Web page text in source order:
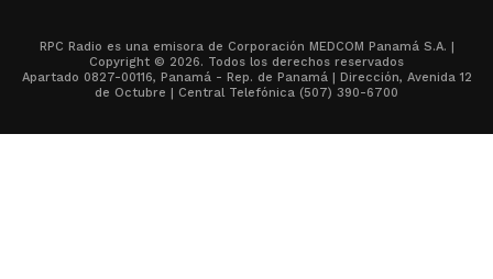
RPC Radio es una emisora de Corporación MEDCOM Panamá S.A. |
Copyright © 2026. Todos los derechos reservados
Apartado 0827-00116, Panamá - Rep. de Panamá | Dirección, Avenida 12
de Octubre | Central Telefónica (507) 390-6700